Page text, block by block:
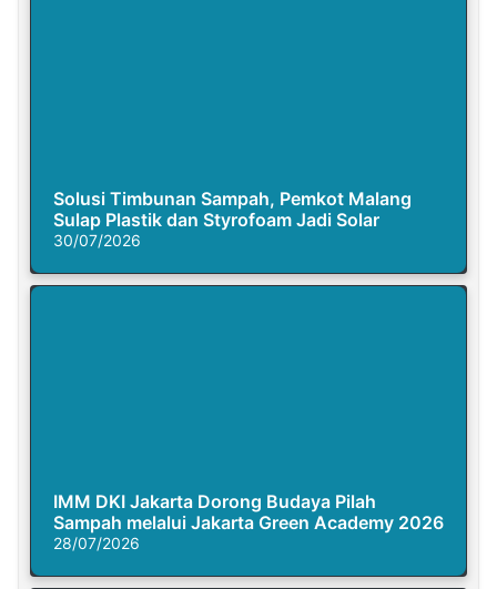
Solusi Timbunan Sampah, Pemkot Malang
Sulap Plastik dan Styrofoam Jadi Solar
30/07/2026
IMM DKI Jakarta Dorong Budaya Pilah
Sampah melalui Jakarta Green Academy 2026
28/07/2026